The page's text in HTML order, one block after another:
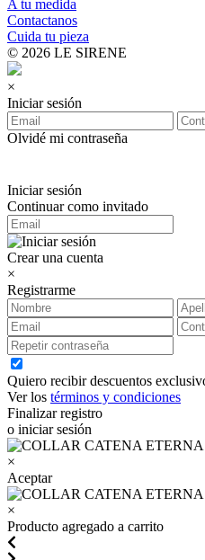
A tu medida
Contactanos
Cuida tu pieza
© 2026 LE SIRENE
×
Iniciar sesión
Olvidé mi contraseña
Iniciar sesión
Continuar como invitado
Crear una cuenta
×
Registrarme
Quiero recibir descuentos
Ver los términos y condiciones
Finalizar registro
o iniciar sesión
×
Aceptar
×
Producto agregado a carrito